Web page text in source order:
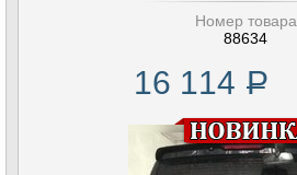
Номер товара
88634
16 114 Р